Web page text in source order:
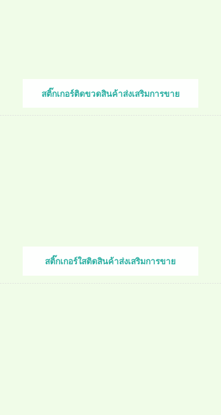
สติ๊กเกอร์ติดขวดสินค้าส่งเสริมการขาย
สติ๊กเกอร์ใสติดสินค้าส่งเสริมการขาย